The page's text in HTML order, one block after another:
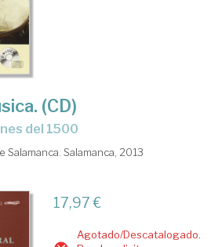
(CD)
del 1500
Salamanca, 2013
17,97 €
Agotado/Descatalogado.